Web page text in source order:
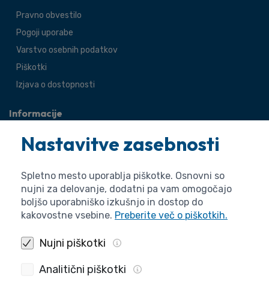
Pravno obvestilo
Pogoji uporabe
Varstvo osebnih podatkov
Piškotki
Izjava o dostopnosti
Informacije
O agenciji
Splošne zadeve
Pravne zadeve
Nastavitve zasebnosti
Spletno mesto uporablja piškotke. Osnovni so
nujni za delovanje, dodatni pa vam omogočajo
boljšo uporabniško izkušnjo in dostop do
kakovostne vsebine. Preberite več o piškotkih.
Nujni piškotki
Analitični piškotki